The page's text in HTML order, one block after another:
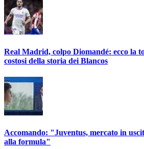
Real Madrid, colpo Diomandé: ecco la
costosi della storia dei Blancos
Accomando: "Juventus, mercato in
alla formula"